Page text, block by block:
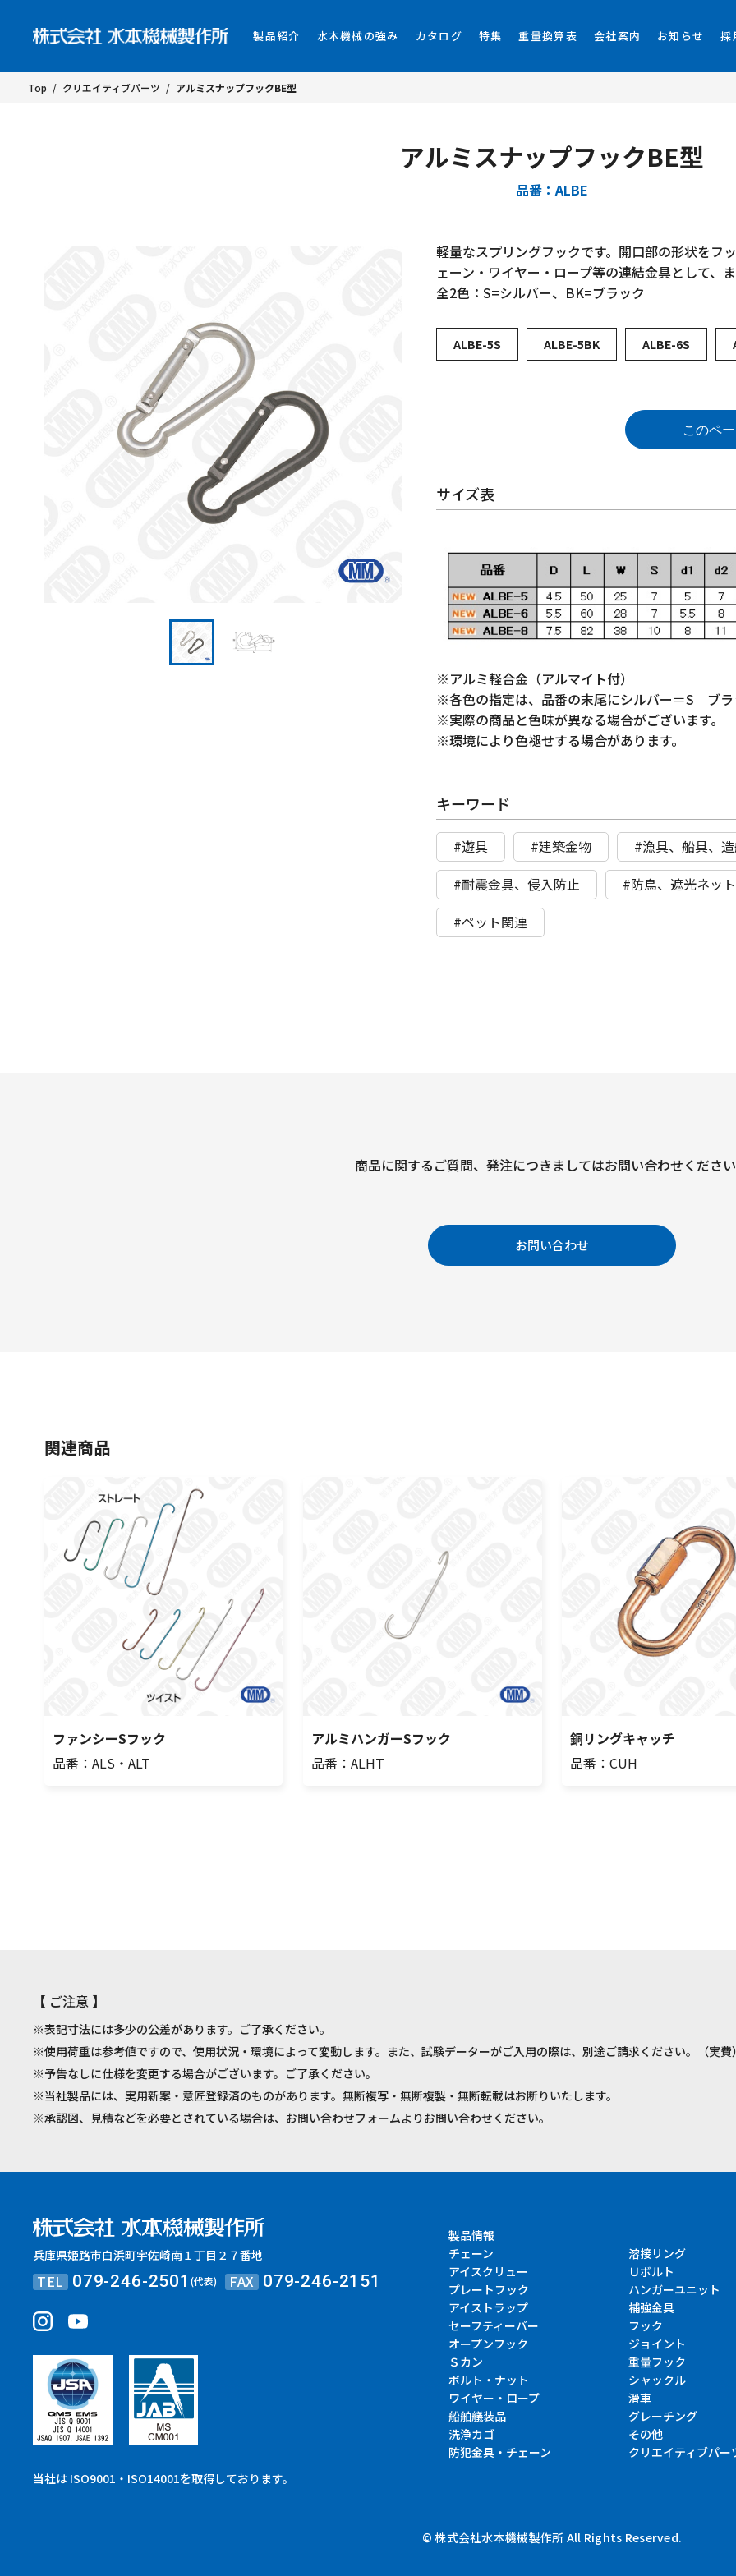
製品紹介 水本機械の強み カタログ 特集 重量換算表 会社案内 お知らせ 採
Top / クリエイティブパーツ / アルミスナップフックBE型
アルミスナップフックBE型
品番：ALBE
軽量なスプリングフックです。開口部の形状をフ
ェーン・ワイヤー・ロープ等の連結金具として、
全2色：S=シルバー、BK=ブラック
ALBE-5S ALBE-5BK ALBE-6S
このペ
サイズ表
※アルミ軽合金（アルマイト付）
※各色の指定は、品番の末尾にシルバー＝S ブ
※実際の商品と色味が異なる場合がございます。
※環境により色褪せする場合があります。
キーワード
#遊具 #建築金物
#漁具、船具、
#耐震金具、侵入防止
#防鳥、遮光ネット
#ペット関連
商品に関するご質問、 発注につきましてはお問い合わせくださ
お問い合わせ
関連商品
ファンシーSフック
品番：ALS・ALT
アルミハンガーSフック
品番：ALHT
銅リングキャッチ
品番：CUH
【 ご注意 】
※表記寸法には多少の公差があります。ご了承ください。
※使用荷重は参考値ですので、使用状況・環境によって変動します。また、試験データーがご入用の際は、別途ご請求ください。（実費
※予告なしに仕様を変更する場合がございます。ご了承ください。
※当社製品には、実用新案・意匠登録済のものがあります。無断複写・無断複製・無断転載はお断りいたします。
※承認図、見積などを必要とされている場合は、お問い合わせフォームよりお問い合わせください。
兵庫県姫路市白浜町宇佐崎南１丁目２７番地
TEL 079-246-2501(代表) FAX 079-246-2151
当社は ISO9001・ISO14001を取得しております。
製品情報
チェーン
溶接リング
アイスクリュー
Ｕボルト
プレートフック
ハンガーユニット
アイストラップ
補強金具
セーフティーバー
フック
オープンフック
ジョイント
Ｓカン
重量フック
ボルト・ナット
シャックル
ワイヤー・ロープ
滑車
船舶艤装品
グレーチング
洗浄カゴ
その他
防犯金具・チェーン
クリエイティブパー
© 株式会社水本機械製作所 All Rights Reserved.